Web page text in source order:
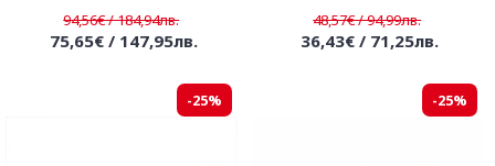
94,56€ / 184,94лв.
75,65€ / 147,95лв.
48,57€ / 94,99лв.
36,43€ / 71,25лв.
-25% -25%